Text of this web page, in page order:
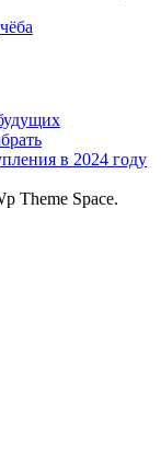
в 2024 году
Theme Space.